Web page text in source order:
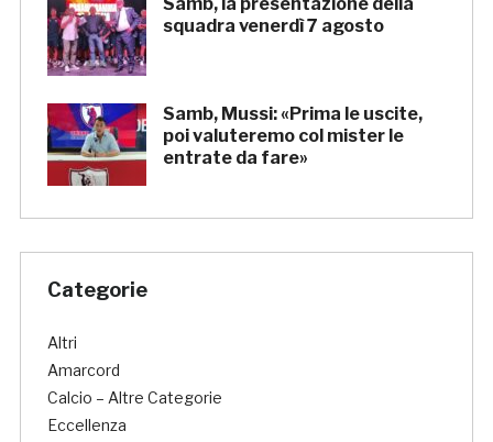
Samb, la presentazione della
squadra venerdì 7 agosto
Samb, Mussi: «Prima le uscite,
poi valuteremo col mister le
entrate da fare»
Categorie
Altri
Amarcord
Calcio – Altre Categorie
Eccellenza